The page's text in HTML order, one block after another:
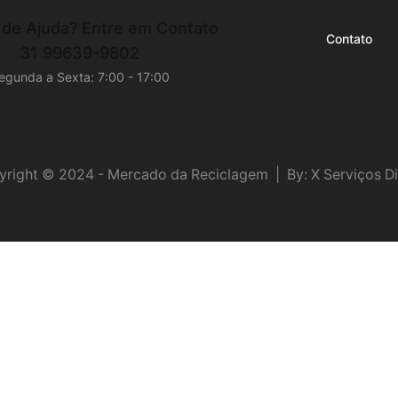
a Sexta: 7:00 - 17:00
Contato
© 2024 - Mercado da Reciclagem | By: X Serviços